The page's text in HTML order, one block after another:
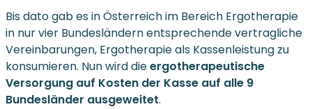
Bis dato gab es in Österreich im Bereich Ergotherapie
in nur vier Bundesländern entsprechende vertragliche
Vereinbarungen, Ergotherapie als Kassenleistung zu
konsumieren. Nun wird dieergotherapeutische
Versorgung auf Kosten der Kasse auf alle 9
Bundesländer ausgeweitet.